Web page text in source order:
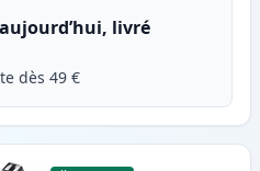
livré
dès 49 €